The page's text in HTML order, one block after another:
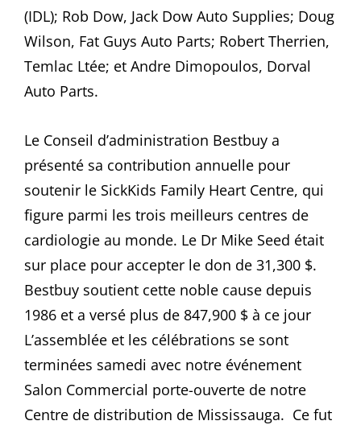
(IDL); Rob Dow, Jack Dow Auto Supplies; Doug
Wilson, Fat Guys Auto Parts; Robert Therrien,
Temlac Ltée; et Andre Dimopoulos, Dorval
Auto Parts.
Le Conseil d’administration Bestbuy a
présenté sa contribution annuelle pour
soutenir le SickKids Family Heart Centre, qui
figure parmi les trois meilleurs centres de
cardiologie au monde. Le Dr Mike Seed était
sur place pour accepter le don de 31,300 $.
Bestbuy soutient cette noble cause depuis
1986 et a versé plus de 847,900 $ à ce jour
L’assemblée et les célébrations se sont
terminées samedi avec notre événement
Salon Commercial porte-ouverte de notre
Centre de distribution de Mississauga. Ce fut